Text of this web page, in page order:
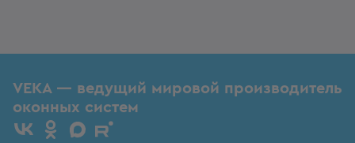
VEKA — ведущий мировой производитель
оконных систем